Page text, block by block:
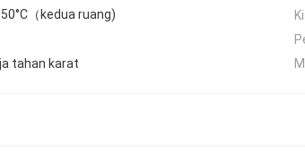
（kedua ruang)
tahan karat